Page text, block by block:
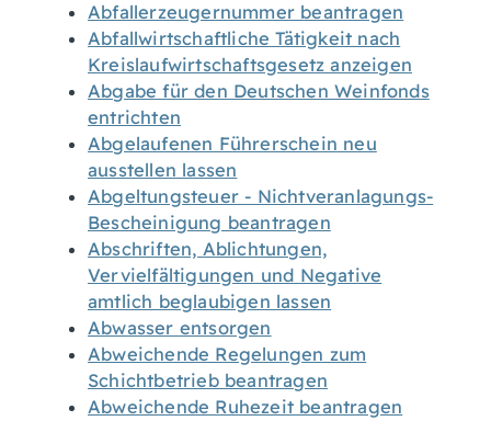
Abfallerzeugernummer beantragen
Abfallwirtschaftliche Tätigkeit nach
Kreislaufwirtschaftsgesetz anzeigen
Abgabe für den Deutschen Weinfonds
entrichten
Abgelaufenen Führerschein neu
ausstellen lassen
Abgeltungsteuer - Nichtveranlagungs-
Bescheinigung beantragen
Abschriften, Ablichtungen,
Vervielfältigungen und Negative
amtlich beglaubigen lassen
Abwasser entsorgen
Abweichende Regelungen zum
Schichtbetrieb beantragen
Abweichende Ruhezeit beantragen